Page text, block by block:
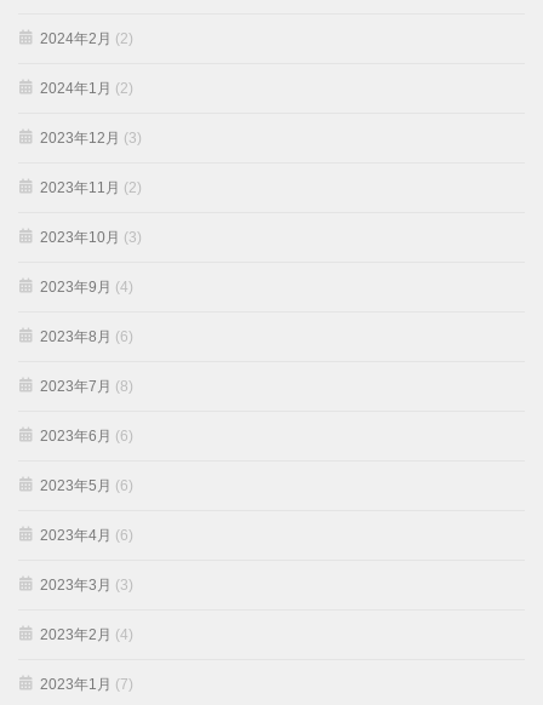
2024年2月 (2)
2024年1月 (2)
2023年12月 (3)
2023年11月 (2)
2023年10月 (3)
2023年9月 (4)
2023年8月 (6)
2023年7月 (8)
2023年6月 (6)
2023年5月 (6)
2023年4月 (6)
2023年3月 (3)
2023年2月 (4)
2023年1月 (7)